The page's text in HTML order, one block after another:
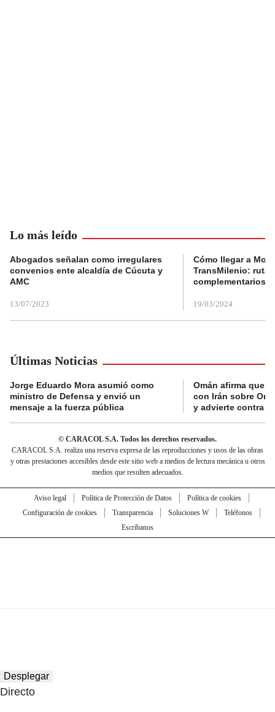
Lo más leído
Abogados señalan como irregulares
convenios ente alcaldía de Cúcuta y
AMC
13/07/2023
Cómo llegar a
TransMilenio:
complementarios
19/03/2024
Últimas Noticias
Jorge Eduardo Mora asumió como
ministro de Defensa y envió un
mensaje a la fuerza pública
Omán afirma que
con Irán sobre
y advierte contra
© CARACOL S.A. Todos los derechos reservados.
CARACOL S.A. realiza una reserva expresa de las reproducciones y usos de las obras
y otras prestaciones accesibles desde este sitio web a medios de lectura mecánica u otros
medios que resulten adecuados.
Aviso legal Política de Protección de Datos
Política de cookies
Configuración de cookies
Transparencia Soluciones W
Teléfonos
Escríbanos
Desplegar
Directo